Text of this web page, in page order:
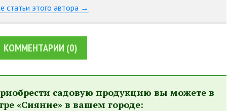
статьи этого автора →
КОММЕНТАРИИ (0)
садовую продукцию вы можете в
«Сияние» в вашем городе: